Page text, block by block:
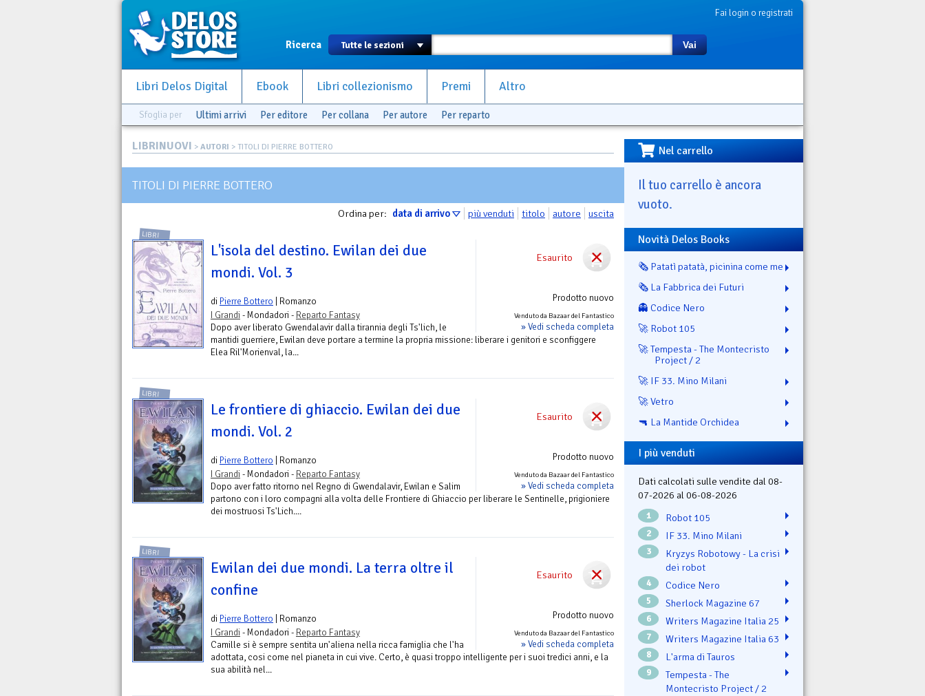
Fai login o registrati
Ricerca Vai
Libri Delos Digital Ebook Libri collezionismo Premi Altro
Sfoglia per Ultimi arrivi Per editore Per collana Per autore Per reparto
LIBRINUOVI > AUTORI > TITOLI DI PIERRE BOTTERO
TITOLI DI PIERRE BOTTERO
Ordina per: data di arrivo più venduti titolo autore uscita
Esaurito
Prodotto nuovo
Venduto da Bazaar del Fantastico
» Vedi scheda completa
LIBRI
L'isola del destino. Ewilan dei due
mondi. Vol. 3
di Pierre Bottero | Romanzo
I Grandi - Mondadori - Reparto Fantasy
Dopo aver liberato Gwendalavir dalla tirannia degli Ts'lich, le
mantidi guerriere, Ewilan deve portare a termine la propria missione: liberare i genitori e sconfiggere
Elea Ril'Morienval, la...
Esaurito
Prodotto nuovo
Venduto da Bazaar del Fantastico
» Vedi scheda completa
LIBRI
Le frontiere di ghiaccio. Ewilan dei due
mondi. Vol. 2
di Pierre Bottero | Romanzo
I Grandi - Mondadori - Reparto Fantasy
Dopo aver fatto ritorno nel Regno di Gwendalavir, Ewilan e Salim
partono con i loro compagni alla volta delle Frontiere di Ghiaccio per liberare le Sentinelle, prigioniere
dei mostruosi Ts'Lich....
Esaurito
Prodotto nuovo
Venduto da Bazaar del Fantastico
» Vedi scheda completa
LIBRI
Ewilan dei due mondi. La terra oltre il
confine
di Pierre Bottero | Romanzo
I Grandi - Mondadori - Reparto Fantasy
Camille si è sempre sentita un'aliena nella ricca famiglia che l'ha
adottata, cosi come nel pianeta in cui vive. Certo, è quasi troppo intelligente per i suoi tredici anni, e la
sua abilità nel...
Nel carrello
Il tuo carrello è ancora
vuoto.
Novità Delos Books
🗞️ Patatì patatà, picinina come me
🗞️ La Fabbrica dei Futuri
👻 Codice Nero
🚀 Robot 105
🚀 Tempesta - The Montecristo
Project / 2
🚀 IF 33. Mino Milani
🚀 Vetro
🔫 La Mantide Orchidea
I più venduti
Dati calcolati sulle vendite dal 08-
07-2026 al 06-08-2026
1 Robot 105
2 IF 33. Mino Milani
3
Kryzys Robotowy - La crisi
dei robot
4 Codice Nero
5 Sherlock Magazine 67
6 Writers Magazine Italia 25
7 Writers Magazine Italia 63
8 L'arma di Tauros
9
Tempesta - The
Montecristo Project / 2